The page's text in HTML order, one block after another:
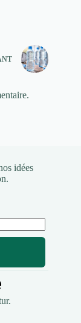
idées